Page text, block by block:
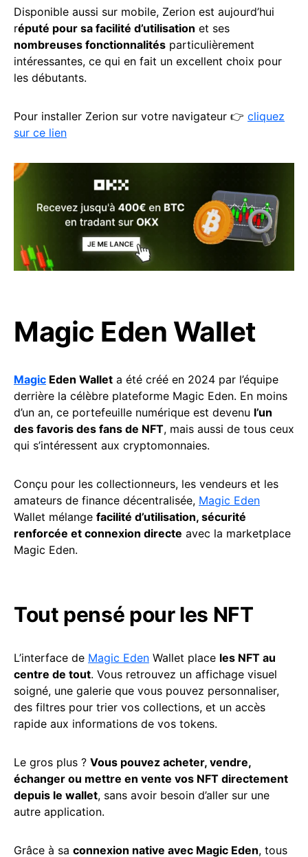
Disponible aussi sur mobile, Zerion est aujourd’hui
réputé pour sa facilité d’utilisation et ses
nombreuses fonctionnalités particulièrement
intéressantes, ce qui en fait un excellent choix pour
les débutants.
Pour installer Zerion sur votre navigateur 👉 cliquez
sur ce lien
Magic Eden Wallet
Magic Eden Wallet a été créé en 2024 par l’équipe
derrière la célèbre plateforme Magic Eden. En moins
d’un an, ce portefeuille numérique est devenu l’un
des favoris des fans de NFT, mais aussi de tous ceux
qui s’intéressent aux cryptomonnaies.
Conçu pour les collectionneurs, les vendeurs et les
amateurs de finance décentralisée, Magic Eden
Wallet mélange facilité d’utilisation, sécurité
renforcée et connexion directe avec la marketplace
Magic Eden.
Tout pensé pour les NFT
L’interface de Magic Eden Wallet place les NFT au
centre de tout. Vous retrouvez un affichage visuel
soigné, une galerie que vous pouvez personnaliser,
des filtres pour trier vos collections, et un accès
rapide aux informations de vos tokens.
Le gros plus ? Vous pouvez acheter, vendre,
échanger ou mettre en vente vos NFT directement
depuis le wallet, sans avoir besoin d’aller sur une
autre application.
Grâce à sa connexion native avec Magic Eden, tous